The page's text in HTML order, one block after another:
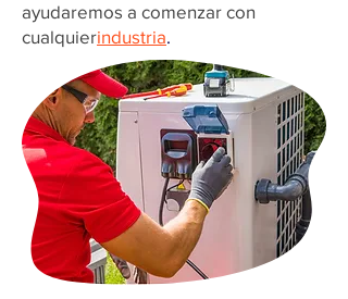
ayudaremos a comenzar con
cualquierindustria.